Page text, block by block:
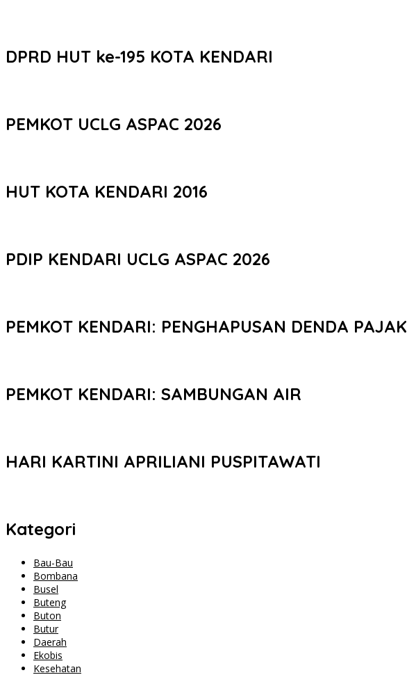
DPRD HUT ke-195 KOTA KENDARI
PEMKOT UCLG ASPAC 2026
HUT KOTA KENDARI 2016
PDIP KENDARI UCLG ASPAC 2026
PEMKOT KENDARI: PENGHAPUSAN DENDA PAJAK
PEMKOT KENDARI: SAMBUNGAN AIR
HARI KARTINI APRILIANI PUSPITAWATI
Kategori
Bau-Bau
Bombana
Busel
Buteng
Buton
Butur
Daerah
Ekobis
Kesehatan